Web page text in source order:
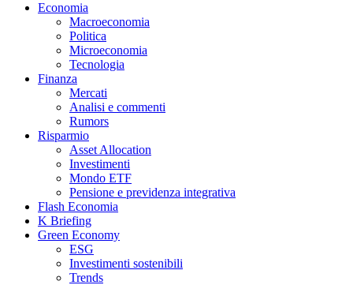
Economia
Macroeconomia
Politica
Microeconomia
Tecnologia
Finanza
Mercati
Analisi e commenti
Rumors
Risparmio
Asset Allocation
Investimenti
Mondo ETF
Pensione e previdenza integrativa
Flash Economia
K Briefing
Green Economy
ESG
Investimenti sostenibili
Trends